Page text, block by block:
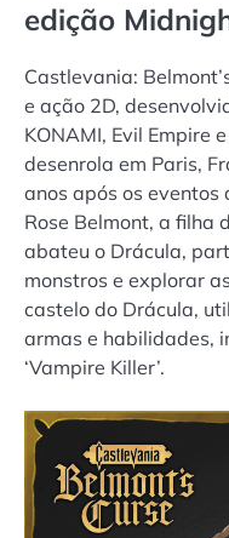
edição
Castlevania:
e ação 2D,
KONAMI, Evil Empire
desenrola em Paris,
anos após os eventos
Rose Belmont, a filha
abateu o Drácula,
monstros e explorar
castelo do Drácula,
armas e habilidades,
‘Vampire Killer’.